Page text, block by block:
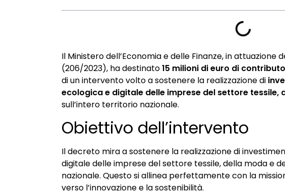
Il Ministero dell’Economia e delle Finanze, in attuazione
(206/2023), ha destinato15 milioni di euro di
di un intervento volto a sostenere la realizzazione di
ecologica e digitale delle imprese del settore tessile,
sull’intero territorio nazionale.
Obiettivo dell’intervento
Il decreto mira a sostenere la realizzazione di
digitale delle imprese del settore tessile, della moda e
nazionale. Questo si allinea perfettamente con la
verso l’innovazione e la sostenibilità.